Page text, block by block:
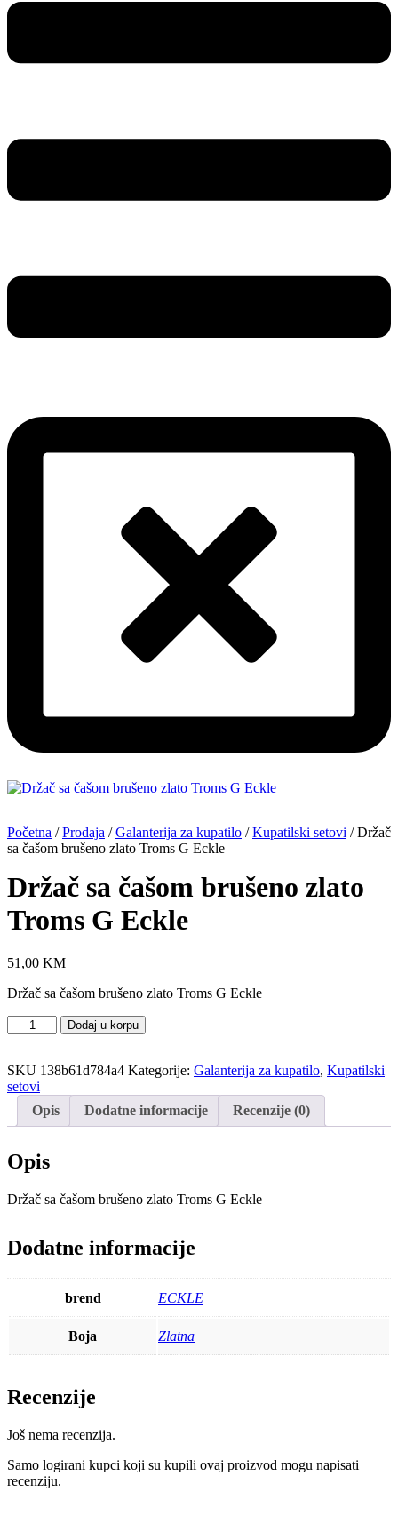
Početna /Prodaja /Galanterija za kupatilo /Kupatilski setovi / Držač
sa čašom brušeno zlato Troms G Eckle
Držač sa čašom brušeno zlato
Troms G Eckle
51,00 KM
Držač sa čašom brušeno zlato Troms G Eckle
Držač
sa
brušeno
zlato
Troms
količina
Dodaj u korpu
SKU 138b61d784a4 Kategorije: Galanterija za kupatilo, Kupatilski
setovi
Opis
Dodatne informacije Recenzije (0)
Opis
Držač sa čašom brušeno zlato Troms G Eckle
Dodatne informacije
brend ECKLE
Boja Zlatna
Recenzije
Još nema recenzija.
Samo logirani kupci koji su kupili ovaj proizvod mogu napisati
recenziju.